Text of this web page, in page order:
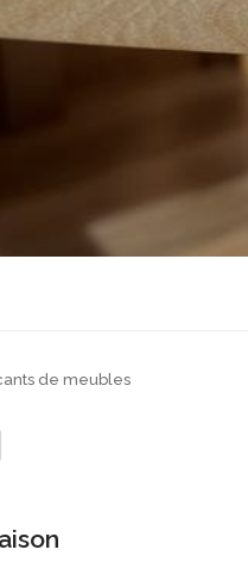
de meubles